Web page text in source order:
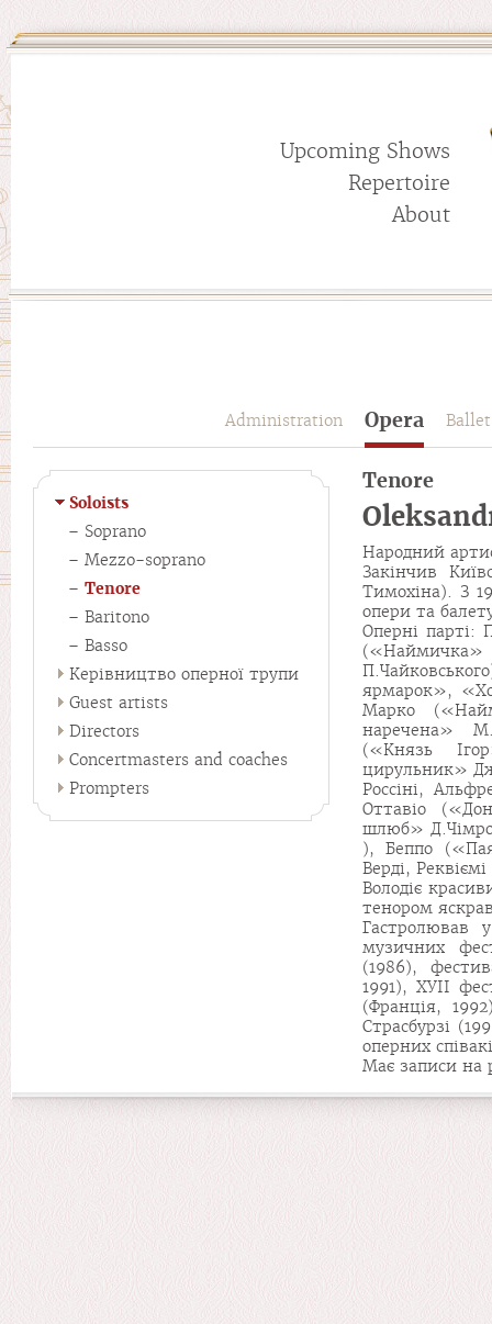
Upcoming Shows
Repertoire
About
Administration Opera Ballet
Soloists
Soprano
Mezzo-soprano
Tenore
Baritono
Basso
Керівництво оперної трупи
Guest artists
Directors
Concertmasters and coaches
Prompters
Tenore
Народний
Закінчив
Тимохіна). З
опери та
Оперні
(«Наймичка»
ярмарок»,
Марко
наречена» М.
(«Князь
цирульник»
Россіні,
Оттавіо
шлюб»
), Беппо
Верді,
Володіє
тенором
Гастролював
музичних
(1986),
1991), ХУІІ
(Франція,
Страсбурзі
оперних
Має записи на